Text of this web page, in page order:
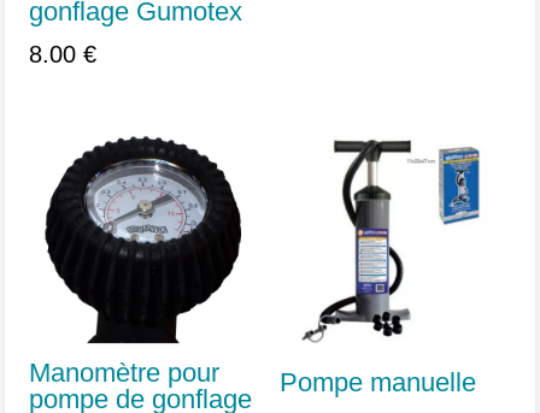
gonflage Gumotex
8.00€
Manomètre pour
pompe de gonflage
Pompe manuelle